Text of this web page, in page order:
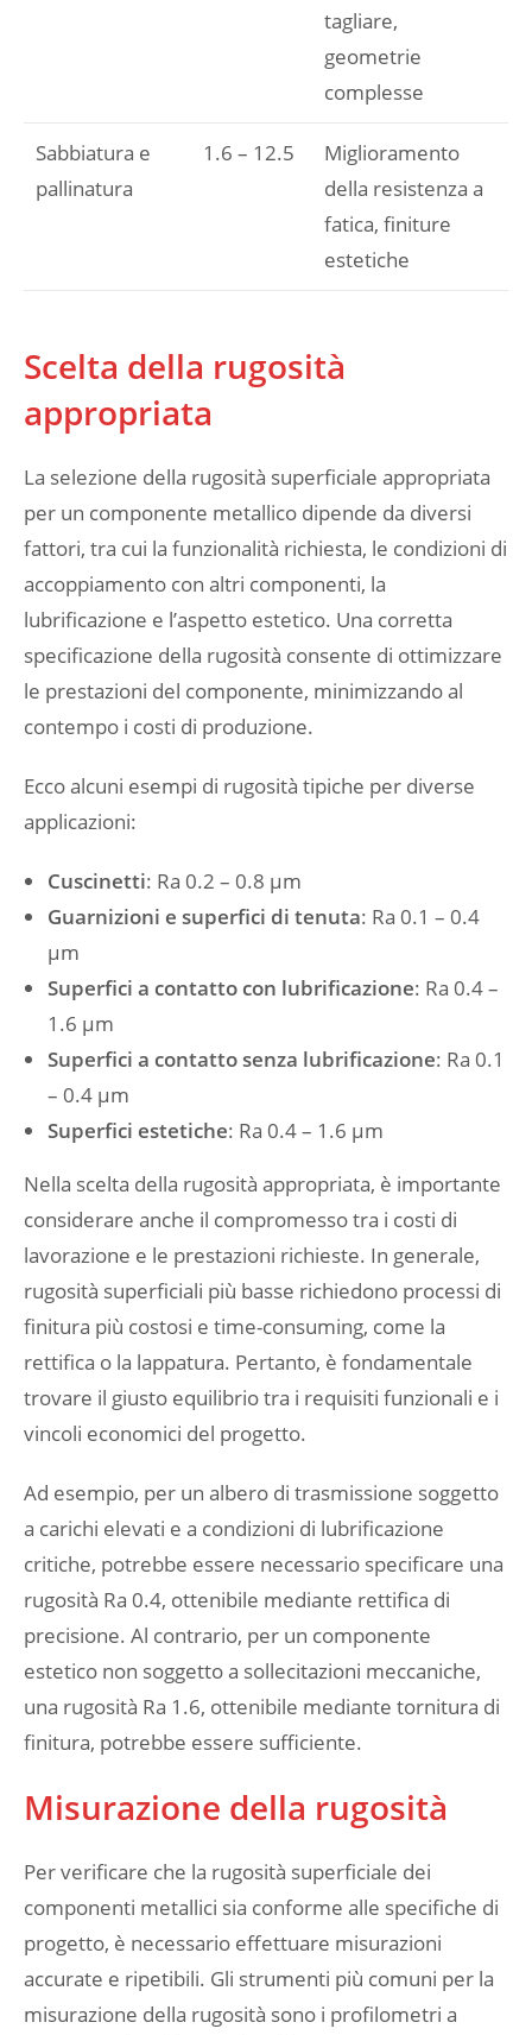
tagliare,
geometrie
complesse
Sabbiatura e
pallinatura
1.6 – 12.5
Miglioramento
della resistenza a
fatica, finiture
estetiche
Scelta della rugosità
appropriata
La selezione della rugosità superficiale appropriata
per un componente metallico dipende da diversi
fattori, tra cui la funzionalità richiesta, le condizioni di
accoppiamento con altri componenti, la
lubrificazione e l’aspetto estetico. Una corretta
specificazione della rugosità consente di ottimizzare
le prestazioni del componente, minimizzando al
contempo i costi di produzione.
Ecco alcuni esempi di rugosità tipiche per diverse
applicazioni:
Cuscinetti: Ra 0.2 – 0.8 μm
Guarnizioni e superfici di tenuta: Ra 0.1 – 0.4
μm
Superfici a contatto con lubrificazione: Ra 0.4 –
1.6 μm
Superfici a contatto senza lubrificazione: Ra 0.1
– 0.4 μm
Superfici estetiche: Ra 0.4 – 1.6 μm
Nella scelta della rugosità appropriata, è importante
considerare anche il compromesso tra i costi di
lavorazione e le prestazioni richieste. In generale,
rugosità superficiali più basse richiedono processi di
finitura più costosi e time-consuming, come la
rettifica o la lappatura. Pertanto, è fondamentale
trovare il giusto equilibrio tra i requisiti funzionali e i
vincoli economici del progetto.
Ad esempio, per un albero di trasmissione soggetto
a carichi elevati e a condizioni di lubrificazione
critiche, potrebbe essere necessario specificare una
rugosità Ra 0.4, ottenibile mediante rettifica di
precisione. Al contrario, per un componente
estetico non soggetto a sollecitazioni meccaniche,
una rugosità Ra 1.6, ottenibile mediante tornitura di
finitura, potrebbe essere sufficiente.
Misurazione della rugosità
Per verificare che la rugosità superficiale dei
componenti metallici sia conforme alle specifiche di
progetto, è necessario effettuare misurazioni
accurate e ripetibili. Gli strumenti più comuni per la
misurazione della rugosità sono i profilometri a